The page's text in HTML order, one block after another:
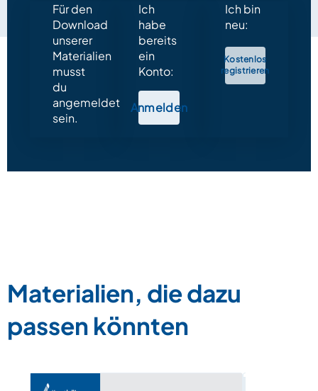
Für den
Download
unserer
Materialien
musst
du
angemeldet
sein.
Ich
habe
bereits
ein
Konto:
Anmelden
Ich bin
neu:
Kostenlos
registrieren
Materialien, die dazu
passen könnten